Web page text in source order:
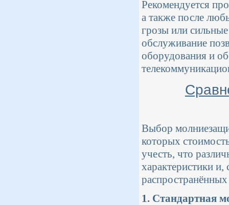
Рекомендуется
а также после
грозы или
обслуживание
оборудования и
Выбор
которых
учесть, что
характеристики и,
1. Стандартная